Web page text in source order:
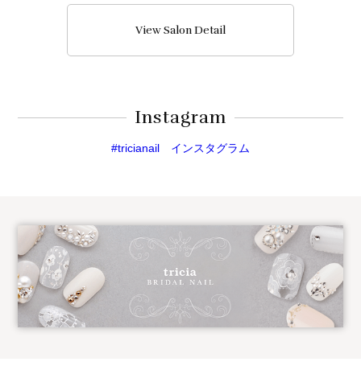
View Salon Detail
Instagram
#tricianail インスタグラム